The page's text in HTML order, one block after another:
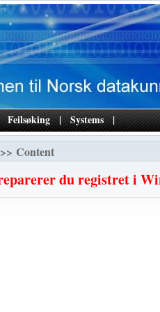
Feilsøking | Systems |
>> Content
du registret i